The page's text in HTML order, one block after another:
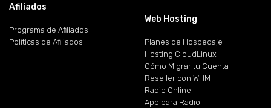
Afiliados
Programa de Afiliados
Políticas de Afiliados
Web Hosting
Planes de Hospedaje
Hosting CloudLinux
Cómo Migrar tu Cuenta
Reseller con WHM
Radio Online
App para Radio